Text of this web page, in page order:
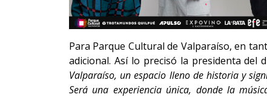
Para Parque Cultural de Valparaíso, en
adicional. Así lo precisó la presidenta del
Valparaíso, un espacio lleno de historia y
Será una experiencia única, donde la